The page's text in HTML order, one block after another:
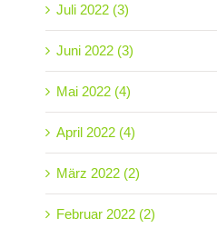
Juli 2022 (3)
Juni 2022 (3)
Mai 2022 (4)
April 2022 (4)
März 2022 (2)
Februar 2022 (2)